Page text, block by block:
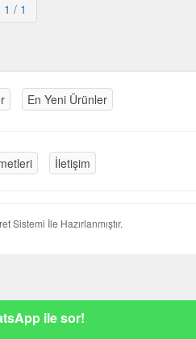
1 / 1
En Yeni Ürünler
İletişim
Sistemi İle Hazırlanmıştır.
ile sor!